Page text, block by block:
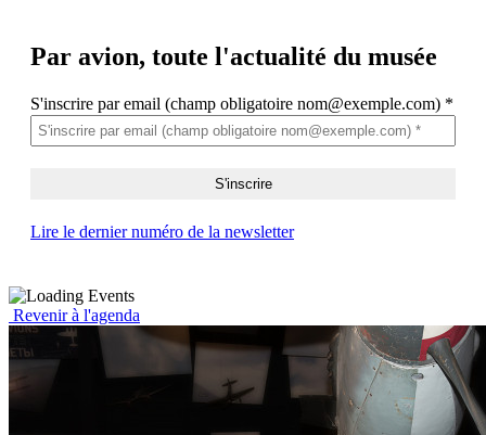
Par avion, toute l'actualité du musée
S'inscrire par email (champ obligatoire nom@exemple.com) *
Lire le dernier numéro de la newsletter
Revenir à l'agenda